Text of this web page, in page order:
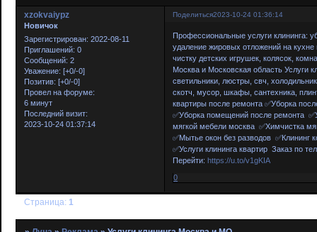
Поделиться2023-10-24 01:36:14
xzokvaiypz
Новичок
Зарегистрирован: 2022-08-11
Приглашений: 0
Сообщений: 2
Уважение: [+0/-0]
Позитив: [+0/-0]
Провел на форуме:
6 минут
Последний визит:
2023-10-24 01:37:14
Профессиональные услуги клининга:
удаление жировых отложений на
чистку детских игрушек, колясок,
Москва и Московская область Услуги
светильники, люстры, свч,
скотч, мусор, шкафы, сантехника,
квартиры после ремонта ✅Уборка
✅Уборка помещений после ремонта
мягкой мебели москва ✅Химчистка
✅Мытье окон без разводов ✅Клининг
✅Услуги клининга квартир Заказ по
Перейти:https://u.to/v1gKIA
0
Страница:1